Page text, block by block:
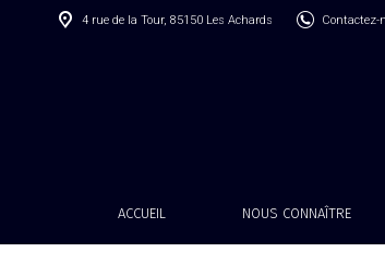
4 rue de la Tour, 85150 Les Achards Contactez-
ACCUEIL NOUS CONNAÎTRE